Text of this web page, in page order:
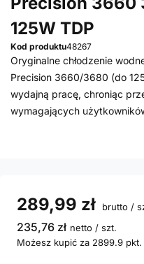
125W TDP
Kod produktu48267
Oryginalne chłodzenie
Precision 3660/3680 (do
wydajną pracę, chroniąc
wymagających
289,99 zł brutto /
235,76 zł netto / szt.
Możesz kupić za 2899.9 pkt.